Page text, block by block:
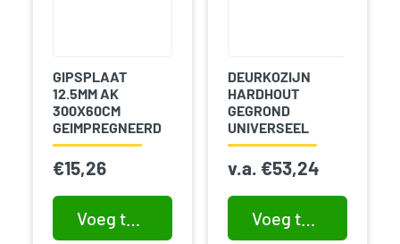
GIPSPLAAT
12.5MM AK
300X60CM
GEIMPREGNEERD
€15,26
Voeg toe aan winkelwagen
DEURKOZIJN
HARDHOUT
GEGROND
UNIVERSEEL
v.a. €53,24
Voeg toe aan winkelwagen